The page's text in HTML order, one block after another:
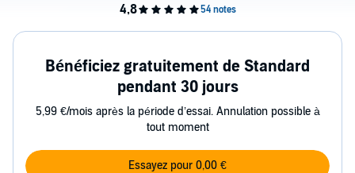
Bénéficiez gratuitement de Standard
pendant 30 jours
5,99 €/mois après la période d’essai. Annulation possible à
tout moment
Essayez pour 0,00 €